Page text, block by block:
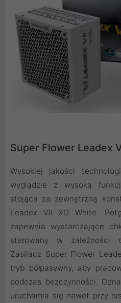
Super Flower Leadex
Wysokiej jakości
wyglądzie z wysoką
stojąca za zewnętrzną
Leadex VII XG White.
zapewnia wystarczające
sterowany w zależności
Zasilacz Super Flower
tryb półpasywny, aby
podczas bezczynności.
uruchamia się nawet przy